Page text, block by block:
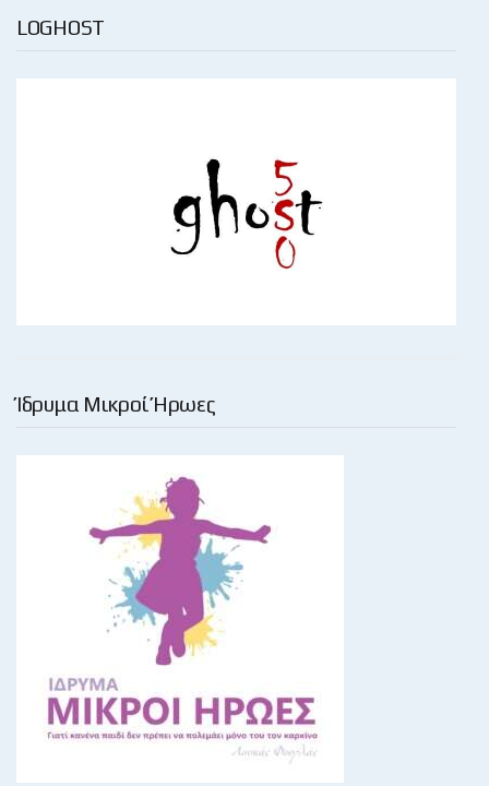
LOGHOST
Ίδρυμα Μικροί Ήρωες